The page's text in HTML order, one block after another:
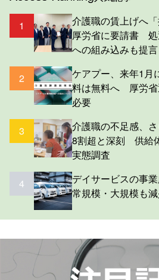
1
介護職の賃上げへ
厚労省に要請書 処
への組み込みも提言
2
ケアプー、来年1
料は無料へ 厚労
必要
3
介護職の不足感、
8割超と深刻 供給
実態調査
4
デイサービスの事
常規模・大規模も